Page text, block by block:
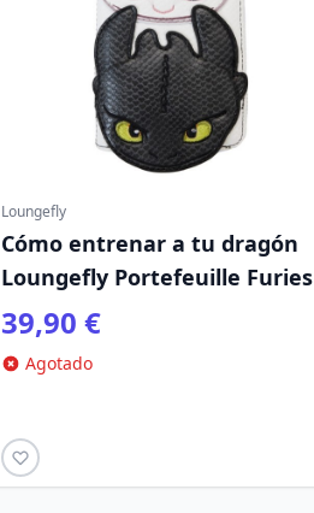
Loungefly
Cómo entrenar a tu dragón
Loungefly Portefeuille Furies
39,90 €
Agotado